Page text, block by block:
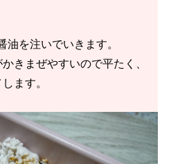
油を注いでいきます。
きまぜやすいので平たく、
ます。